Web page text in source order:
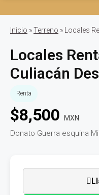
Inicio »Terreno » Locales
Locales
Culiacán
Renta
$8,500 MXN
Donato Guerra esquina